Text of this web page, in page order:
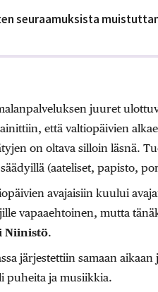
seuraamuksista
juuret
että valtiopäivien
on oltava silloin läsnä.
(aateliset, papisto,
avajaisiin kuului
vapaaehtoinen, mutta
Niinistö.
järjestettiin samaan
puheita ja musiikkia.